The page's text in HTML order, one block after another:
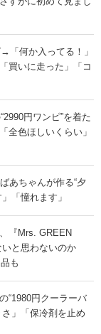
「何か入ってる！」
いに走った」「コ
円ワンピ”を着た
色ほしいくらい」
あちゃんが作る“夕
「憧れます」
『Mrs. GREEN
と思わないのか
も
“1980円クーラーバ
」「保冷剤を止め